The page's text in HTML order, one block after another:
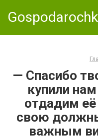
— Спасибо
купили
отдадим её
свою
важным